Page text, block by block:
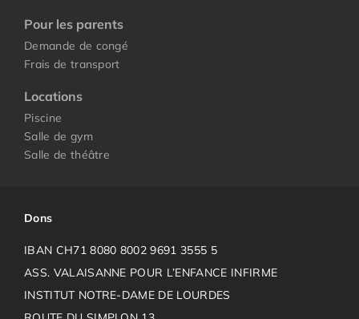
Pour les parents
Demande de congé
Frais de transport
Locations
Piscine
Salle de gym
Salle de théâtre
Dons
IBAN CH71 8080 8002 9691 3555 5
ASS. VALAISANNE POUR L’ENFANCE INFIRME
INSTITUT NOTRE-DAME DE LOURDES